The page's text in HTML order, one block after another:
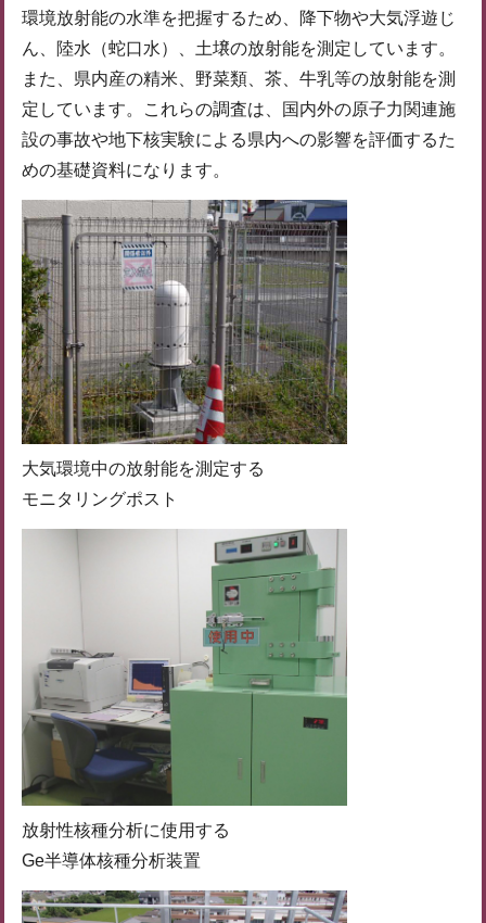
環境放射能の水準を把握するため、降下物や大気浮遊じ
ん、陸水（蛇口水）、土壌の放射能を測定しています。
また、県内産の精米、野菜類、茶、牛乳等の放射能を測
定しています。これらの調査は、国内外の原子力関連施
設の事故や地下核実験による県内への影響を評価するた
めの基礎資料になります。
大気環境中の放射能を測定する
モニタリングポスト
放射性核種分析に使用する
Ge半導体核種分析装置